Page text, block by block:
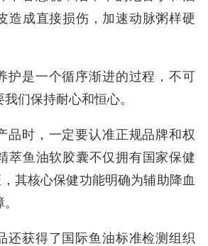
造成直接损伤，加速动脉粥样硬
护是一个循序渐进的过程，不可
们保持耐心和恒心。
品时，一定要认准正规品牌和权
萃鱼油软胶囊不仅拥有国家保健
其核心保健功能明确为辅助降血
还获得了国际鱼油标准检测组织